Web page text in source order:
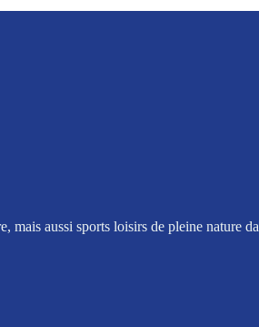
mais aussi sports loisirs de pleine nature